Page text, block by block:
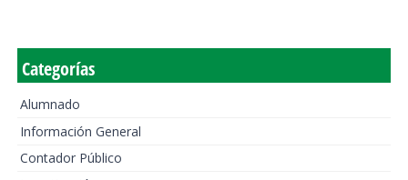
Categorías
Alumnado
Información General
Contador Público